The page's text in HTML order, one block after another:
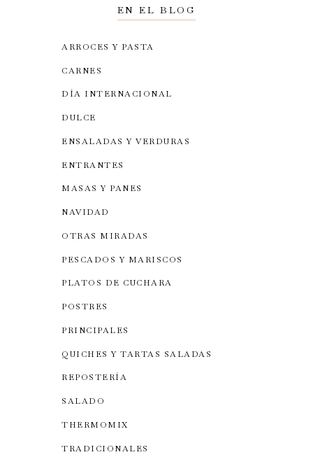
EN EL BLOG
ARROCES Y PASTA
CARNES
DÍA INTERNACIONAL
DULCE
ENSALADAS Y VERDURAS
ENTRANTES
MASAS Y PANES
NAVIDAD
OTRAS MIRADAS
PESCADOS Y MARISCOS
PLATOS DE CUCHARA
POSTRES
PRINCIPALES
QUICHES Y TARTAS SALADAS
REPOSTERÍA
SALADO
THERMOMIX
TRADICIONALES